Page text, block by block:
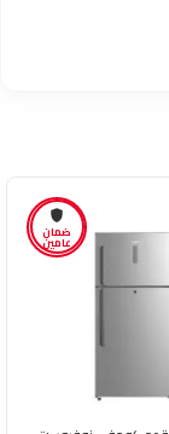
ضمان
عامين